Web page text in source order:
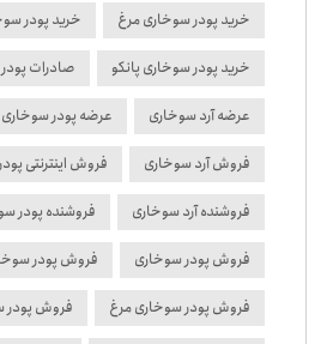
خرید پودر سوخاری مرغ خرید پودر
خرید پودر سوخاری پانکو صادرات
عرضه آرد سوخاری عرضه پودر سوخاری
فروش آرد سوخاری فروش اینترنتی
فروشنده آرد سوخاری فروشنده پودر
فروش پودر سوخاری فروش پودر
فروش پودر سوخاری مرغ فروش پودر